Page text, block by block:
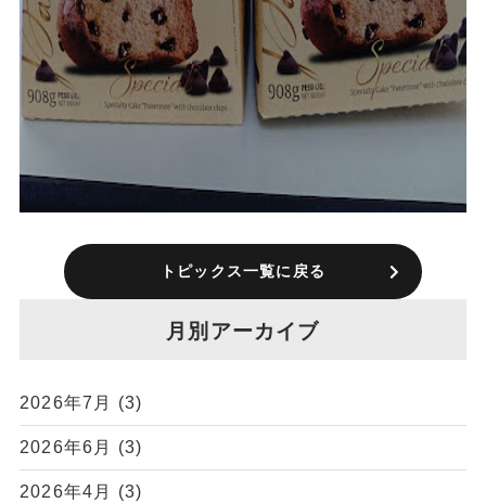
トピックス一覧に戻る
月別アーカイブ
2026年7月 (3)
2026年6月 (3)
2026年4月 (3)